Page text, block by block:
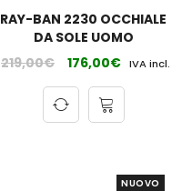
RAY-BAN 2230 OCCHIALE
DA SOLE UOMO
219,00€ 176,00€ IVA incl.
NUOVO